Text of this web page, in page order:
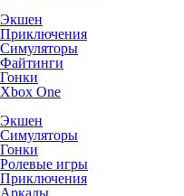
Экшен
Приключения
Симуляторы
Файтинги
Гонки
Xbox One
Экшен
Симуляторы
Гонки
Ролевые игры
Приключения
Аркады